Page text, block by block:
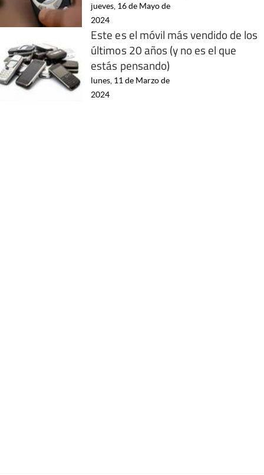
jueves, 16 de Mayo de
2024
Este es el móvil más vendido de los
últimos 20 años (y no es el que
estás pensando)
lunes, 11 de Marzo de
2024